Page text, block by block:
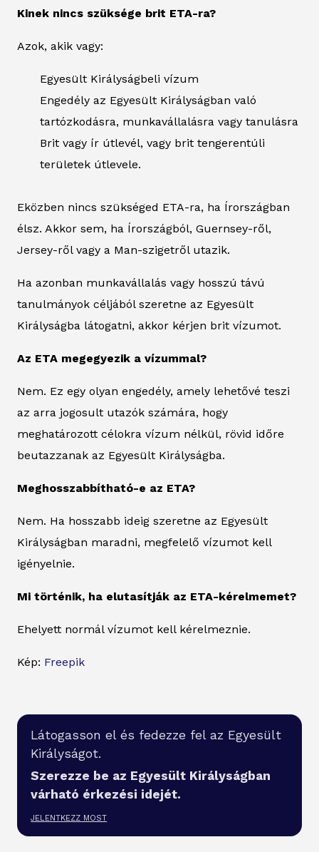
Kinek nincs szüksége brit ETA-ra?
Azok, akik vagy:
Egyesült Királyságbeli vízum
Engedély az Egyesült Királyságban való
tartózkodásra, munkavállalásra vagy tanulásra
Brit vagy ír útlevél, vagy brit tengerentúli
területek útlevele.
Eközben nincs szükséged ETA-ra, ha Írországban
élsz. Akkor sem, ha Írországból, Guernsey-ről,
Jersey-ről vagy a Man-szigetről utazik.
Ha azonban munkavállalás vagy hosszú távú
tanulmányok céljából szeretne az Egyesült
Királyságba látogatni, akkor kérjen brit vízumot.
Az ETA megegyezik a vízummal?
Nem. Ez egy olyan engedély, amely lehetővé teszi
az arra jogosult utazók számára, hogy
meghatározott célokra vízum nélkül, rövid időre
beutazzanak az Egyesült Királyságba.
Meghosszabbítható-e az ETA?
Nem. Ha hosszabb ideig szeretne az Egyesült
Királyságban maradni, megfelelő vízumot kell
igényelnie.
Mi történik, ha elutasítják az ETA-kérelmemet?
Ehelyett normál vízumot kell kérelmeznie.
Kép: Freepik
Látogasson el és fedezze fel az Egyesült
Királyságot.
Szerezze be az Egyesült Királyságban
várható érkezési idejét.
JELENTKEZZ MOST